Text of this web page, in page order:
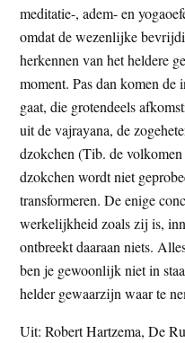
meditatie-, adem- en
omdat de wezenlijke
herkennen van het heldere
moment. Pas dan komen
gaat, die grotendeels
uit de vajrayana, de
dzokchen (Tib. de
dzokchen wordt niet
transformeren. De enige
werkelijkheid zoals zij is,
ontbreekt daaraan niets.
ben je gewoonlijk niet in
helder gewaarzijn waar te
Uit: Robert Hartzema, De